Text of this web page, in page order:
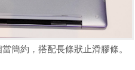
簡約，搭配長條狀止滑膠條。